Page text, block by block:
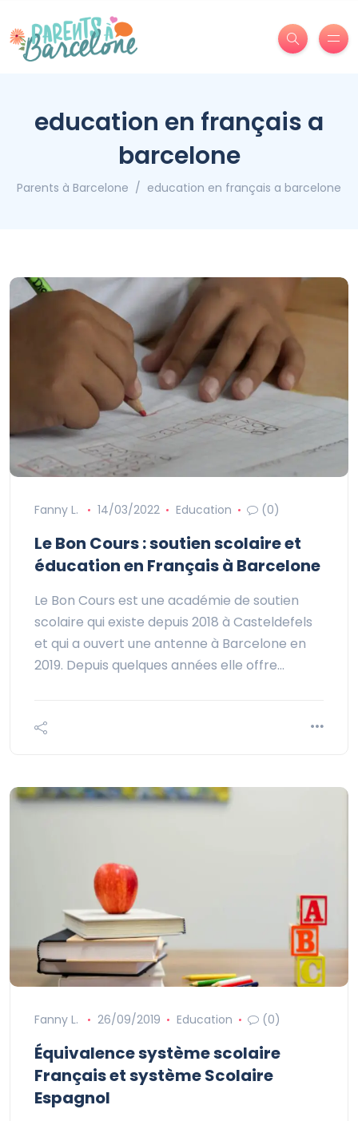
education en français a
barcelone
Parents à Barcelone education en français a barcelone
Fanny L. 14/03/2022 Education (0)
Le Bon Cours : soutien scolaire et
éducation en Français à Barcelone
Le Bon Cours est une académie de soutien
scolaire qui existe depuis 2018 à Casteldefels
et qui a ouvert une antenne à Barcelone en
2019. Depuis quelques années elle offre…
Fanny L. 26/09/2019 Education (0)
Équivalence système scolaire
Français et système Scolaire
Espagnol